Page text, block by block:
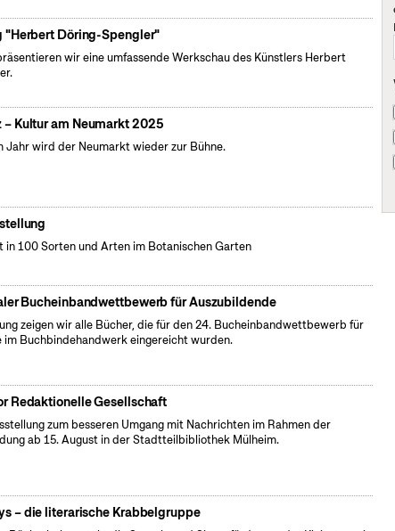
"Herbert Döring-Spengler"
wir eine umfassende Werkschau des Künstlers Herbert
– Kultur am Neumarkt 2025
Jahr wird der Neumarkt wieder zur Bühne.
in 100 Sorten und Arten im Botanischen Garten
Bucheinbandwettbewerb für Auszubildende
zeigen wir alle Bücher, die für den 24. Bucheinbandwettbewerb für
im Buchbindehandwerk eingereicht wurden.
Redaktionelle Gesellschaft
zum besseren Umgang mit Nachrichten im Rahmen der
ab 15. August in der Stadtteilbibliothek Mülheim.
– die literarische Krabbelgruppe